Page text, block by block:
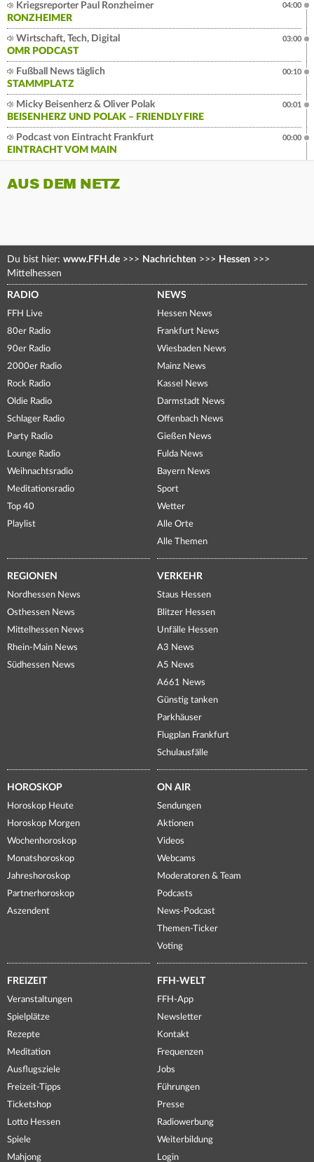
Kriegsreporter Paul Ronzheimer
RONZHEIMER
04:00
Wirtschaft, Tech, Digital
OMR PODCAST
03:00
Fußball News täglich
STAMMPLATZ
00:10
Micky Beisenherz & Oliver Polak
BEISENHERZ UND POLAK – FRIENDLY FIRE
00:01
Podcast von Eintracht Frankfurt
EINTRACHT VOM MAIN
00:00
AUS DEM NETZ
Du bist hier: www.FFH.de >>> Nachrichten >>> Hessen >>>
Mittelhessen
RADIO
FFH Live
80er Radio
90er Radio
2000er Radio
Rock Radio
Oldie Radio
Schlager Radio
Party Radio
Lounge Radio
Weihnachtsradio
Meditationsradio
Top 40
Playlist
NEWS
Hessen News
Frankfurt News
Wiesbaden News
Mainz News
Kassel News
Darmstadt News
Offenbach News
Gießen News
Fulda News
Bayern News
Sport
Wetter
Alle Orte
Alle Themen
REGIONEN
Nordhessen News
Osthessen News
Mittelhessen News
Rhein-Main News
Südhessen News
VERKEHR
Staus Hessen
Blitzer Hessen
Unfälle Hessen
A3 News
A5 News
A661 News
Günstig tanken
Parkhäuser
Flugplan Frankfurt
Schulausfälle
HOROSKOP
Horoskop Heute
Horoskop Morgen
Wochenhoroskop
Monatshoroskop
Jahreshoroskop
Partnerhoroskop
Aszendent
ON AIR
Sendungen
Aktionen
Videos
Webcams
Moderatoren & Team
Podcasts
News-Podcast
Themen-Ticker
Voting
FREIZEIT
Veranstaltungen
Spielplätze
Rezepte
Meditation
Ausflugsziele
Freizeit-Tipps
Ticketshop
Lotto Hessen
Spiele
Mahjong
FFH-WELT
FFH-App
Newsletter
Kontakt
Frequenzen
Jobs
Führungen
Presse
Radiowerbung
Weiterbildung
Login